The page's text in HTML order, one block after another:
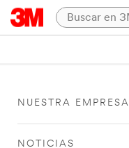
NUESTRA EMPRESA
NOTICIAS